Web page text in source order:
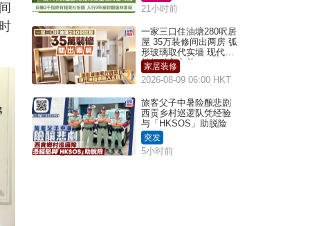
21小时前
一家三口住油塘280呎居
屋 35万装修间出两房 弧
形玻璃取代实墙 现代神
枱柜融入玄关
家居装修
2026-08-09 06:00 HKT
旅客父子中暑险酿悲剧
西贡乡村巡逻队凭经验
与「HKSOS」助脱险
突发
5小时前